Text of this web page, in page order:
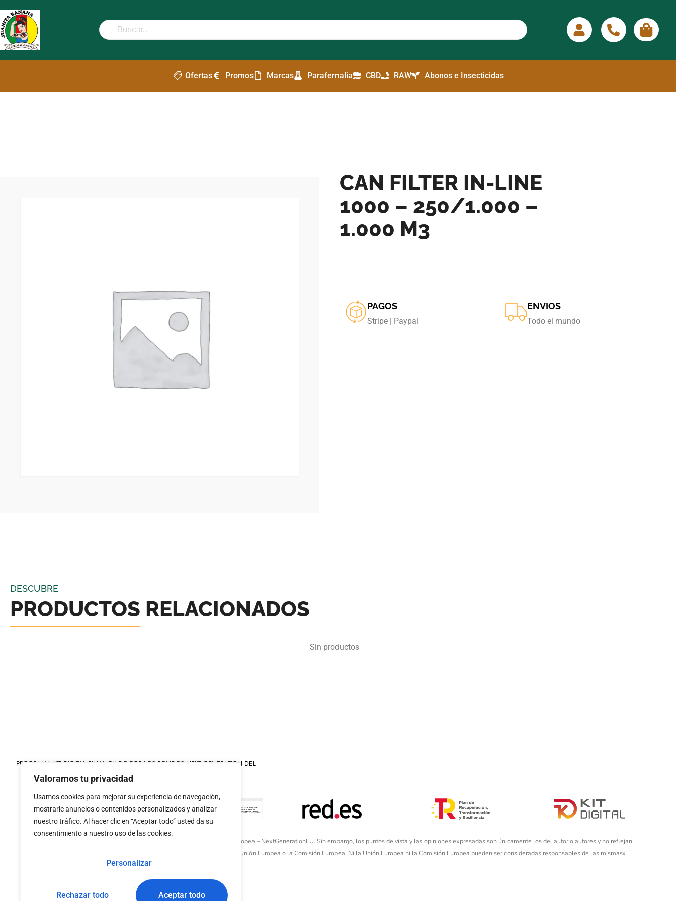
Valoramos tu privacidad
Usamos cookies para mejorar su experiencia de navegación,
mostrarle anuncios o contenidos personalizados y analizar
nuestro tráfico. Al hacer clic en “Aceptar todo” usted da su
consentimiento a nuestro uso de las cookies.
Personalizar
Rechazar todo Aceptar todo
Ofertas Promos Marcas Parafernalia CBD RAW Abonos e Insecticidas
CAN FILTER IN-LINE
1000 – 250/1.000 –
1.000 M3
PAGOS
Stripe | Paypal
ENVIOS
Todo el mundo
DESCUBRE
PRODUCTOS RELACIONADOS
Sin productos
PROGRAMA KIT DIGITAL FINANCIADO POR LOS FONDOS NEXT GENERATION DEL
MECANISMO DE RECUPERACIÓN Y RESILIENCIA
«financiado por la
«Financiado por la Unión Europea – NextGenerationEU. Sin embargo, los puntos de vista y las opiniones expresadas son únicamente los del autor o autores y no reflejan
necesariamente los de la Unión Europea o la Comisión Europea. Ni la Unión Europea ni la Comisión Europea pueden ser consideradas responsables de las mismas»